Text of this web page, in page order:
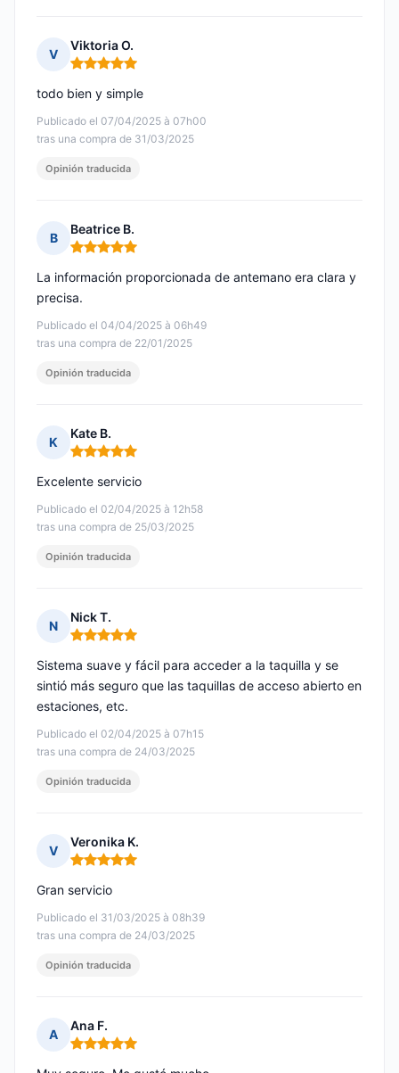
V
Viktoria O.
Nota: 5 de 5
Publicado el 07/04/2025 à 07h00
tras una compra de 31/03/2025
todo bien y simple
Opinión traducida
B
Beatrice B.
Nota: 5 de 5
Publicado el 04/04/2025 à 06h49
tras una compra de 22/01/2025
La información proporcionada de antemano era clara y
precisa.
Opinión traducida
K
Kate B.
Nota: 5 de 5
Publicado el 02/04/2025 à 12h58
tras una compra de 25/03/2025
Excelente servicio
Opinión traducida
N
Nick T.
Nota: 5 de 5
Publicado el 02/04/2025 à 07h15
tras una compra de 24/03/2025
Sistema suave y fácil para acceder a la taquilla y se
sintió más seguro que las taquillas de acceso abierto en
estaciones, etc.
Opinión traducida
V
Veronika K.
Nota: 5 de 5
Publicado el 31/03/2025 à 08h39
tras una compra de 24/03/2025
Gran servicio
Opinión traducida
A
Ana F.
Nota: 5 de 5